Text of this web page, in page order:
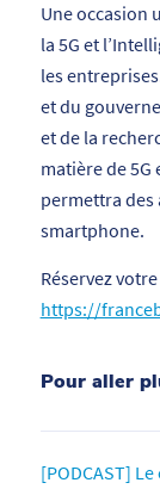
Une occasion
la 5G et
les
et du
et de la
matière de 5G
permettra
smartphone.
Réservez
https://
Pour aller
[PODCAST]